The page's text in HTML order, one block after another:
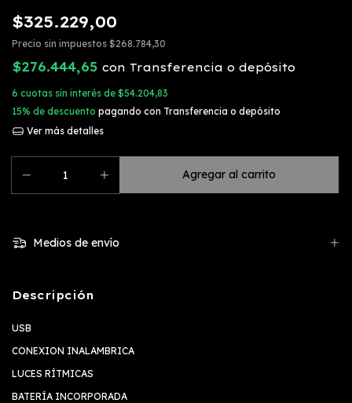
$325.229,00
Precio sin impuestos $268.784,30
$276.444,65 con Transferencia o depósito
6 cuotas sin interés de $54.204,83
15% de descuento pagando con Transferencia o depósito
Ver más detalles
Medios de envío
Descripción
USB
CONEXION INALAMBRICA
LUCES RÍTMICAS
BATERÍA INCORPORADA